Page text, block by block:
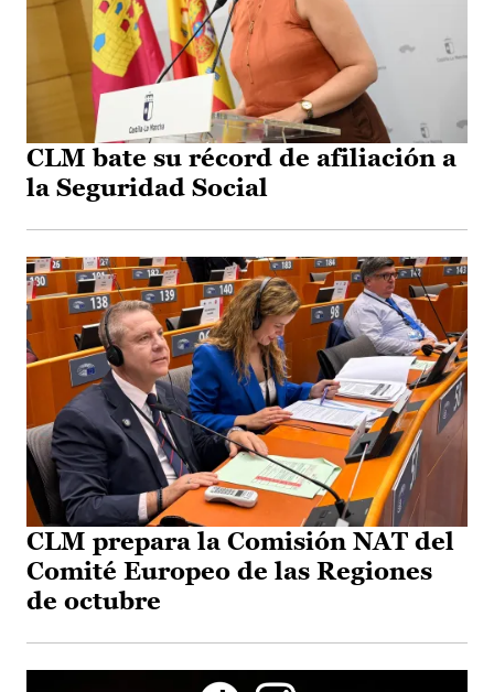
CLM bate su récord de afiliación a
la Seguridad Social
CLM prepara la Comisión NAT del
Comité Europeo de las Regiones
de octubre